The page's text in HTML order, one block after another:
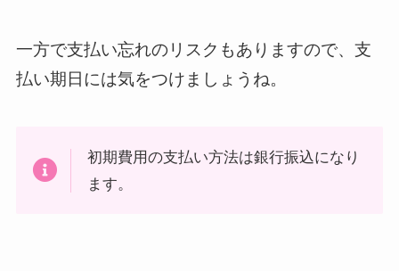
一方で支払い忘れのリスクもありますので、支
払い期日には気をつけましょうね。
初期費用の支払い方法は銀行振込になり
ます。